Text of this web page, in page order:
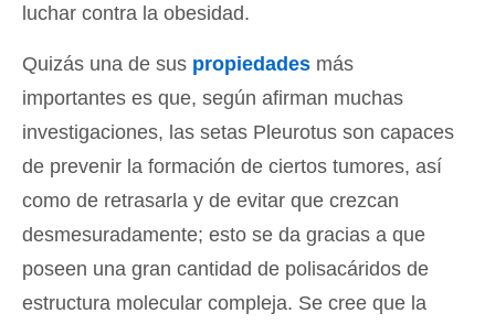
luchar contra la obesidad.
Quizás una de sus propiedades más
importantes es que, según afirman muchas
investigaciones, las setas Pleurotus son capaces
de prevenir la formación de ciertos tumores, así
como de retrasarla y de evitar que crezcan
desmesuradamente; esto se da gracias a que
poseen una gran cantidad de polisacáridos de
estructura molecular compleja. Se cree que la